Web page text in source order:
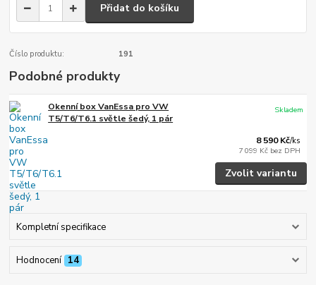
Přidat do košíku
Číslo produktu: 191
Podobné produkty
Okenní box VanEssa pro VW
T5/T6/T6.1 světle šedý, 1 pár
8 590 Kč/ks
7 099 Kč bez DPH
Skladem
Zvolit variantu
Kompletní specifikace
Hodnocení 14